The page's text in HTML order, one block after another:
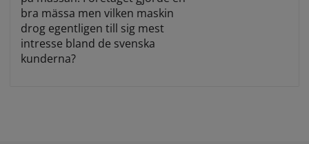
bra mässa men vilken maskin
drog egentligen till sig mest
intresse bland de svenska
kunderna?